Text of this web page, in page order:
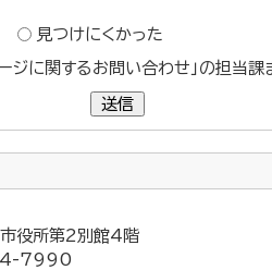
見つけにくかった
ジに関するお問い合わせ」の担当課
送信
所第2別館4階
7990